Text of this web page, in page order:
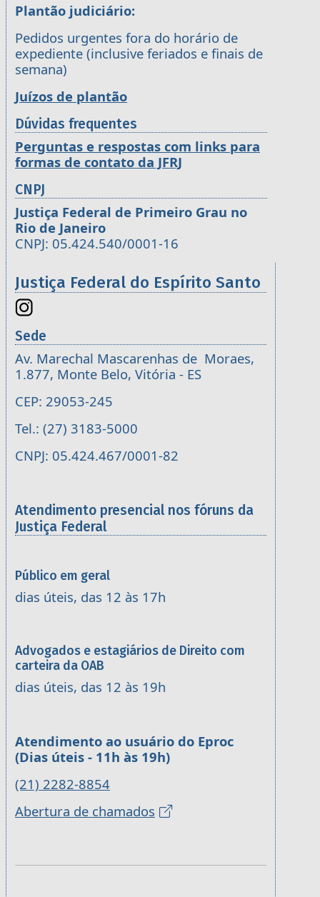
Plantão judiciário:
Pedidos urgentes fora do horário de
expediente (inclusive feriados e finais de
semana)
Juízos de plantão
Dúvidas frequentes
Perguntas e respostas com links para
formas de contato da JFRJ
CNPJ
Justiça Federal de Primeiro Grau no
Rio de Janeiro
CNPJ: 05.424.540/0001-16
Justiça Federal do Espírito Santo
Sede
Av. Marechal Mascarenhas de Moraes,
1.877, Monte Belo, Vitória - ES
CEP: 29053-245
Tel.: (27) 3183-5000
CNPJ: 05.424.467/0001-82
Atendimento presencial nos fóruns da
Justiça Federal
Público em geral
dias úteis, das 12 às 17h
Advogados e estagiários de Direito com
carteira da OAB
dias úteis, das 12 às 19h
Atendimento ao usuário do Eproc
(Dias úteis - 11h às 19h)
(21) 2282-8854
Abertura de chamados